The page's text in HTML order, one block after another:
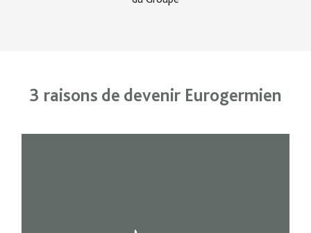
3 raisons de devenir Eurogermien